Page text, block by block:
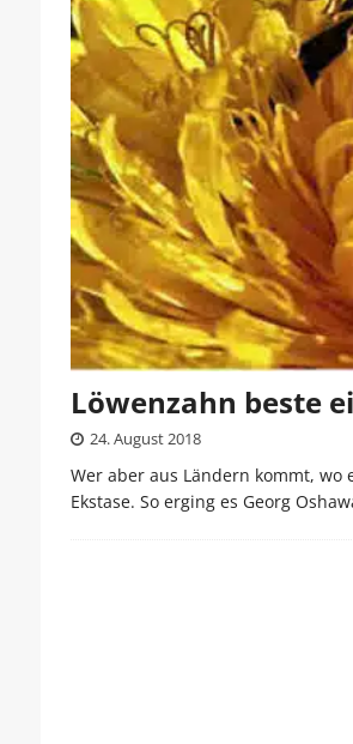
Löwenzahn beste
24. August 2018
Wer aber aus Ländern kommt,
Ekstase. So erging es Georg